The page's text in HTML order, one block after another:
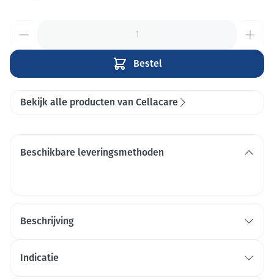
Bestel
Bekijk alle producten van Cellacare
Beschikbare leveringsmethoden
Beschrijving
Indicatie